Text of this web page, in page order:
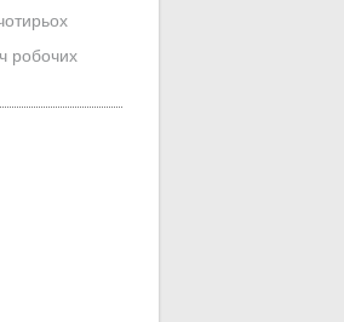
робочих